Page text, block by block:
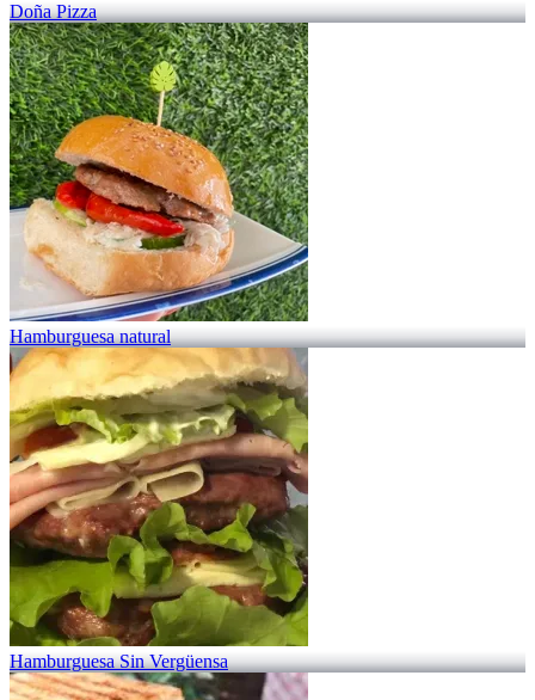
Doña Pizza
Hamburguesa natural
Hamburguesa Sin Vergüensa